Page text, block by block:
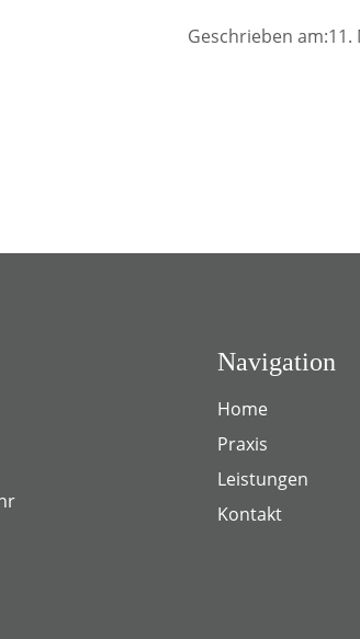
Geschrieben am:11.
Navigation
Home
Praxis
Leistungen
Kontakt